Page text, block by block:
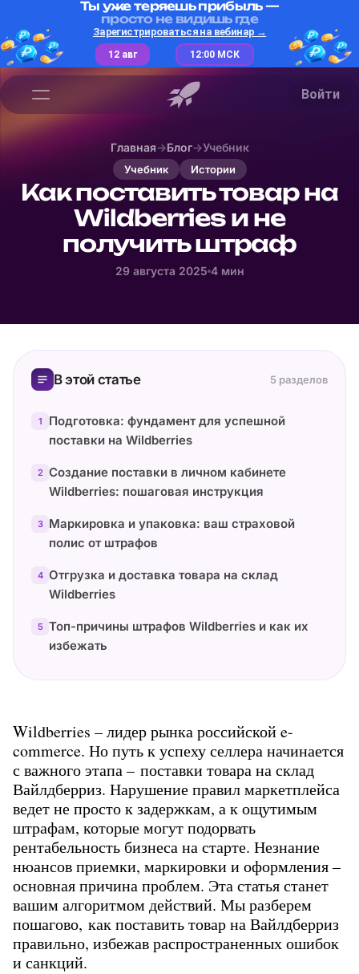
Ты уже теряешь прибыль —
просто не видишь где
Зарегистрироваться на вебинар →
12 авг 12:00 МСК
Войти
Главная→Блог→Учебник
Учебник Истории
Как поставить товар на
Wildberries и не
получить штраф
29 августа 2025 4 мин
В этой статье 5 разделов
1
Подготовка: фундамент для успешной
поставки на Wildberries
2 Создание поставки в личном кабинете
Wildberries: пошаговая инструкция
3
Маркировка и упаковка: ваш страховой
полис от штрафов
4 Отгрузка и доставка товара на склад
Wildberries
5 Топ-причины штрафов Wildberries и как их
избежать
Wildberries – лидер рынка российской e-
commerce. Но путь к успеху селлера начинается
с важного этапа – поставки товара на склад
Вайлдберриз. Нарушение правил маркетплейса
ведет не просто к задержкам, а к ощутимым
штрафам, которые могут подорвать
рентабельность бизнеса на старте. Незнание
нюансов приемки, маркировки и оформления –
основная причина проблем. Эта статья станет
вашим алгоритмом действий. Мы разберем
пошагово, как поставить товар на Вайлдберриз
правильно, избежав распространенных ошибок
и санкций.